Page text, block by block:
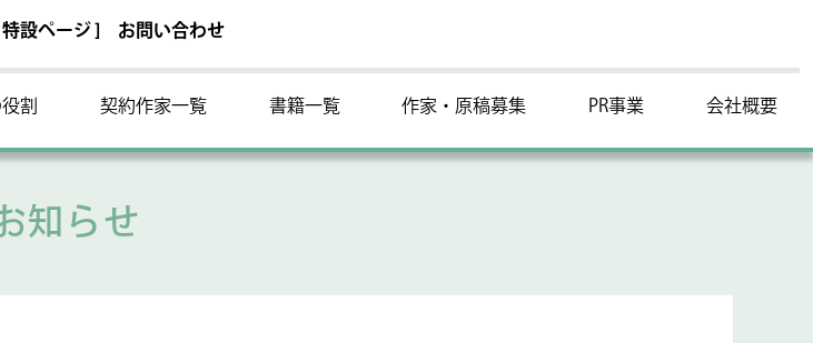
設ページ ] お問い合わせ
割 契約作家一覧 書籍一覧 作家・原稿募集 PR事業 会社概要
知らせ